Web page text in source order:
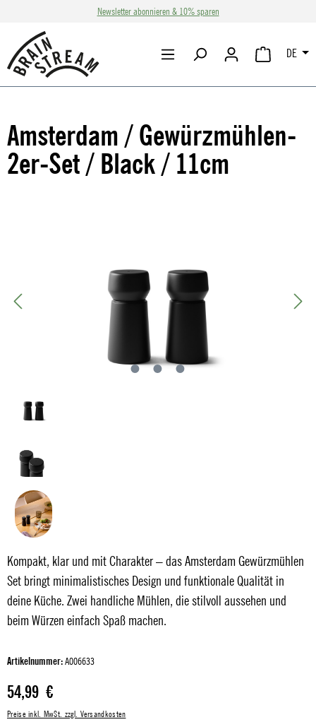
Zum Hauptinhalt springenNewsletter abonnieren & 10% sparen
DE
Amsterdam / Gewürzmühlen-
2er-Set / Black / 11cm
Kompakt, klar und mit Charakter – das Amsterdam Gewürzmühlen
Set bringt minimalistisches Design und funktionale Qualität in
deine Küche. Zwei handliche Mühlen, die stilvoll aussehen und
beim Würzen einfach Spaß machen.
Artikelnummer:A006633
Regulärer Preis:
54,99 €
Preise inkl. MwSt. zzgl. Versandkosten